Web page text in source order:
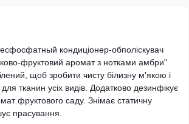
кондиціонер-обполіскувач
фруктовий аромат з нотками амбри"
щоб зробити чисту білизну м'якою і
тканин усіх видів. Додатково дезинфікує
фруктового саду. Знімає статичну
прасування.